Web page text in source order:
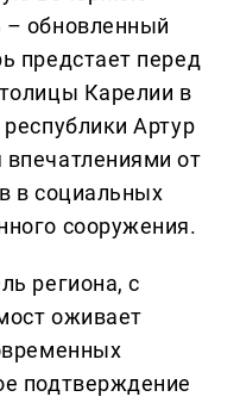
– обновленный
предстает перед
Карелии в
Артур
от
в социальных
сооружения.
региона, с
оживает
подтверждение